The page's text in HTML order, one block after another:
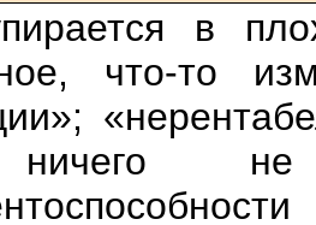
в
что-то
не